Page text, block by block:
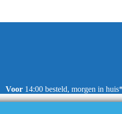
Voor 14:00 besteld, morgen in huis*